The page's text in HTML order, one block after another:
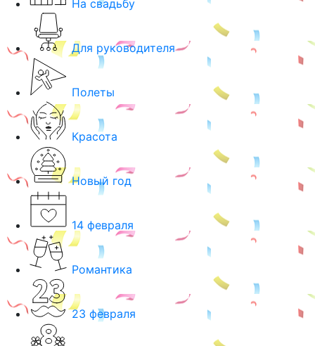
На свадьбу
Для руководителя
Полеты
Красота
Новый год
14 февраля
Романтика
23 февраля